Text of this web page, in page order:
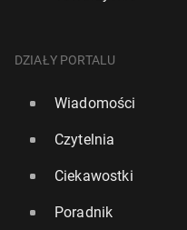
DZIAŁY PORTALU
Wiadomości
Czytelnia
Ciekawostki
Poradnik